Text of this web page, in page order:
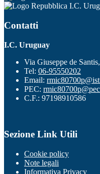
I.C.
Contatti
I.C. Uruguay
Via Giuseppe de
Tel: 06-95550202
Email:
PEC:
C.F.: 97198910586
Sezione Link Utili
Cookie policy
Note legali
Informativa Privacy